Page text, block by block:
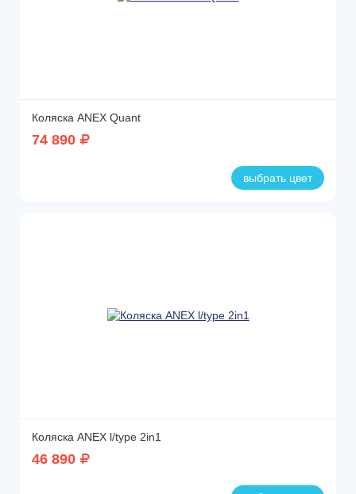
Коляска ANEX Quant
74 890
выбрать цвет
Коляска ANEX l/type 2in1
46 890